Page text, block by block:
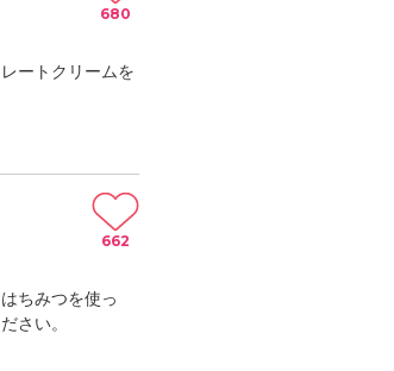
ートクリームを
680
ちみつを使っ
さい。
662